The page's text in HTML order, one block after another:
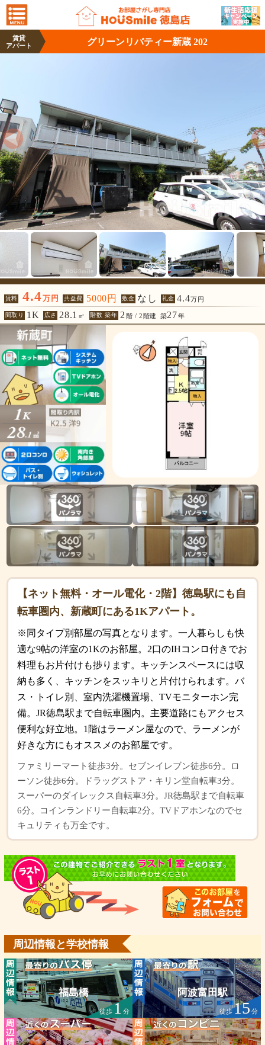
賃貸
アパート
グリーンリバティー新蔵 202
賃料 4.4 万円 共益費 5000円 敷金 なし 礼金 4.4万円
間取り 1K 広さ 28.1 ㎡ 階数 築年 2 階 / 2階建 築27年
【ネット無料・オール電化・2階】徳島駅にも自
転車圏内、新蔵町にある1Kアパート。
※同タイプ別部屋の写真となります。一人暮らしも快
適な9帖の洋室の1Kのお部屋。2口のIHコンロ付きでお
料理もお片付けも捗ります。キッチンスペースには収
納も多く、キッチンをスッキリと片付けられます。バ
ス・トイレ別、室内洗濯機置場、TVモニターホン完
備。JR徳島駅まで自転車圏内。主要道路にもアクセス
便利な好立地。1階はラーメン屋なので、ラーメンが
好きな方にもオススメのお部屋です。
ファミリーマート徒歩3分。セブンイレブン徒歩6分。ロ
ーソン徒歩6分。ドラッグストア・キリン堂自転車3分。
スーパーのダイレックス自転車3分。JR徳島駅まで自転車
6分。コインランドリー自転車2分。TVドアホンなのでセ
キュリティも万全です。
周辺情報と学校情報
福島橋
徒歩1 分
阿波富田駅
徒歩15 分